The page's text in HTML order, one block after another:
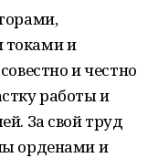
и
и честно
работы и
За свой труд
орденами и